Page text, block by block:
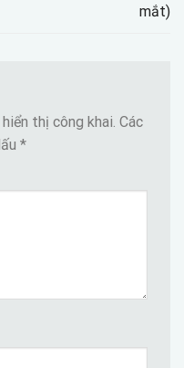
mắt)
thị công khai. Các
*